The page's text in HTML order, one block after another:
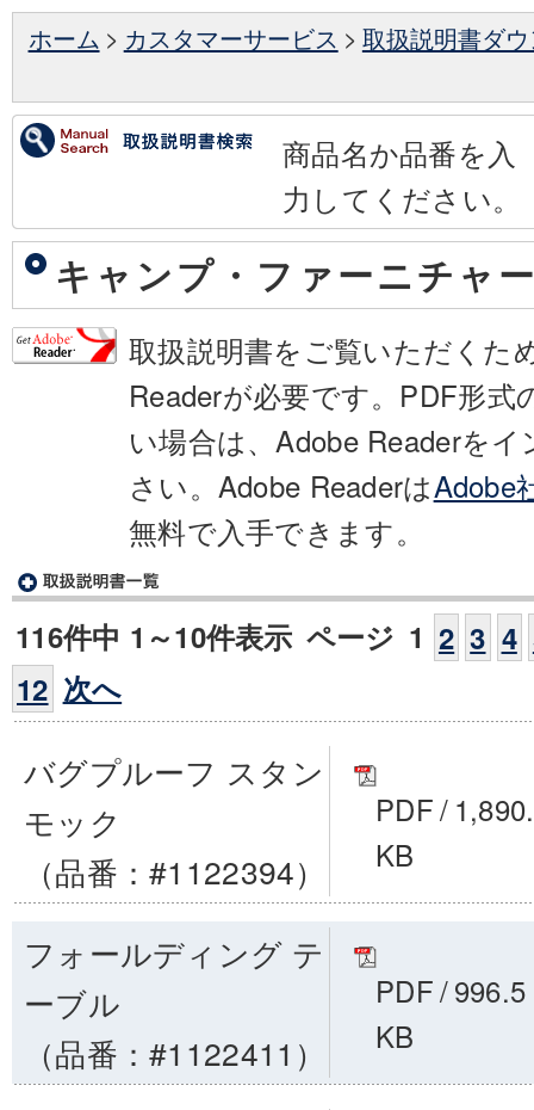
ホーム > カスタマーサービス > 取扱説明書ダ
商品名か品番を入
力してください。
キャンプ・ファーニチャ
取扱説明書をご覧いただくた
Readerが必要です。PDF形
い場合は、Adobe Readerを
さい。Adobe ReaderはAdobe
無料で入手できます。
116件中 1～10件表示 ページ 1 2 3 4
12 次へ
バグプルーフ スタン
モック
（品番：#1122394）
PDF/
KB
フォールディング テ
ーブル
（品番：#1122411）
PDF/996.5
KB